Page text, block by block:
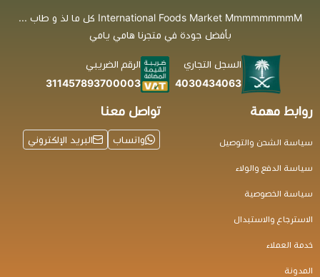
International Foods Market MmmmmmmmM كل ما لذ و طاب ...
بأفضل جودة في متجرنا هامي يامي
السجل التجاري
4030434063
الرقم الضريبي
311457893700003
روابط مهمة
سياسة الشحن والتوصيل
سياسة الدفع والولاء
سياسة الخصوصية
الاسترجاع والاستبدال
خدمة العملاء
المدونة
تواصل معنا
واتساب البريد الإلكتروني